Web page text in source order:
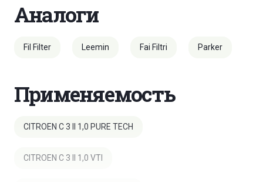
Аналоги
Fil Filter Leemin Fai Filtri Parker
Применяемость
CITROEN C 3 II 1,0 PURE TECH
CITROEN C 3 II 1,0 VTI